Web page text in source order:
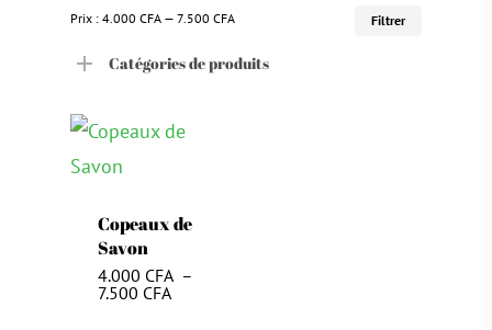
Filtrer
Prix : 4.000 CFA — 7.500 CFA
Catégories de produits
Copeaux de
Savon
4.000 CFA –
7.500 CFAPlage